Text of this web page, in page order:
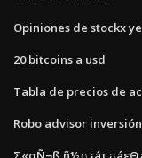
Opiniones de stockx
20 bitcoins a usd
Tabla de precios de
Robo advisor